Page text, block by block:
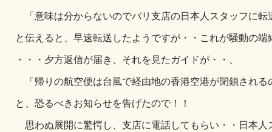
「意味は分からないのでバリ支店の日本人スタッフに転
と伝えると、早速転送したようですが・・これが騒動の端
・・・夕方返信が届き、それを見たガイドが・・、
「帰りの航空便は台風で経由地の香港空港が閉鎖される
と、恐るべきお知らせを告げたので！！
思わぬ展開に驚愕し、支店に電話してもらい・・日本人